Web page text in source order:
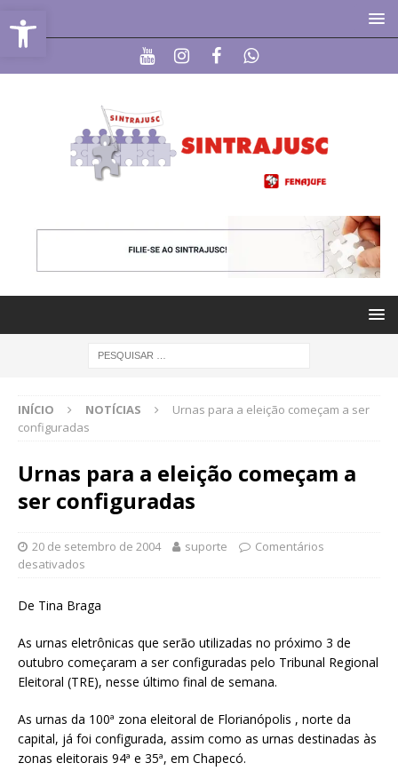
Abrir a barra de ferramentas
INÍCIO NOTÍCIAS
Urnas para a eleição começam a ser
configuradas
Urnas para a eleição começam a
ser configuradas
20 de setembro de 2004 suporte
Comentários
desativados
De Tina Braga
As urnas eletrônicas que serão utilizadas no próximo 3 de
outubro começaram a ser configuradas pelo Tribunal Regional
Eleitoral (TRE), nesse último final de semana.
As urnas da 100ª zona eleitoral de Florianópolis , norte da
capital, já foi configurada, assim como as urnas destinadas às
zonas eleitorais 94ª e 35ª, em Chapecó.